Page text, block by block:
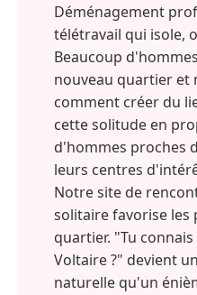
Déménagement
télétravail qui isole,
Beaucoup
nouveau quartier et
comment créer du
cette solitude en
d'hommes proches
leurs centres
Notre site de
solitaire favorise les
quartier. "Tu
Voltaire ?" devient
naturelle qu'un